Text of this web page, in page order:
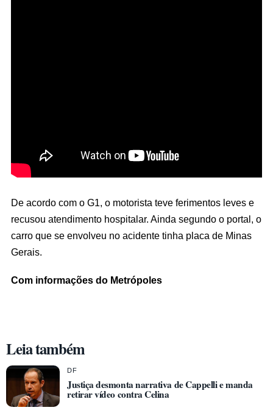
De acordo com o G1, o motorista teve ferimentos leves e
recusou atendimento hospitalar. Ainda segundo o portal, o
carro que se envolveu no acidente tinha placa de Minas
Gerais.
Com informações do Metrópoles
Leia também
DF
Justiça desmonta narrativa de Cappelli e manda
retirar vídeo contra Celina